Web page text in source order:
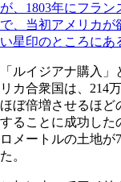
が、1803年にフラ
で、当初アメリカが
い星印のところにあ
「ルイジアナ購入
リカ合衆国は、214
ほぼ倍増させるほど
することに成功した
ロメートルの土地
た。